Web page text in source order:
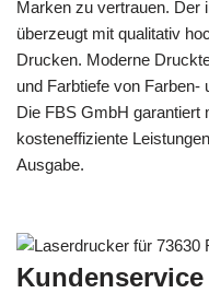
Marken zu vertrauen. Der
überzeugt mit qualitativ
Drucken. Moderne
und Farbtiefe von
Die FBS GmbH garantiert
kosteneffiziente
Ausgabe.